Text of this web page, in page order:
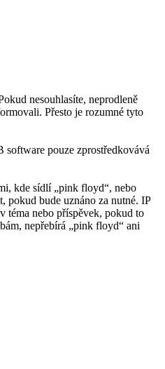
nesouhlasíte, neprodleně
Přesto je rozumné tyto
software pouze zprostředkovává
kde sídlí „pink floyd“, nebo
pokud bude uznáno za nutné. IP
téma nebo příspěvek, pokud to
nepřebírá „pink floyd“ ani